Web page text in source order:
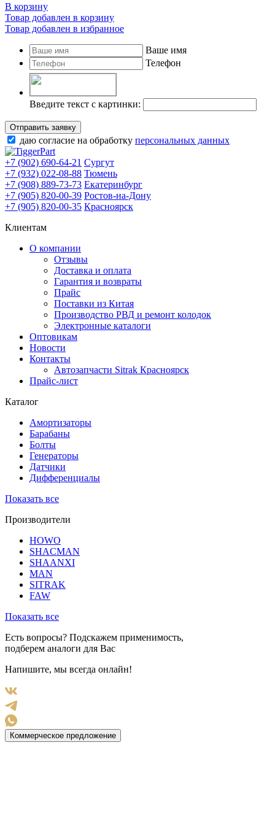
В корзину
Товар добавлен в корзину
Товар добавлен в избранное
Ваше имя
Телефон
Введите текст с картинки:
Отправить заявку
даю согласие на обработку персональных данных
+7 (902) 690-64-21 Сургут
+7 (932) 022-08-88 Тюмень
+7 (908) 889-73-73 Екатеринбург
+7 (905) 820-00-39 Ростов-на-Дону
+7 (905) 820-00-35 Красноярск
Клиентам
О компании
Отзывы
Доставка и оплата
Гарантия и возвраты
Прайс
Поставки из Китая
Производство РВД и ремонт колодок
Электронные каталоги
Оптовикам
Новости
Контакты
Автозапчасти Sitrak Красноярск
Прайс-лист
Каталог
Амортизаторы
Барабаны
Болты
Генераторы
Датчики
Дифференциалы
Показать все
Производители
HOWO
SHACMAN
SHAANXI
MAN
SITRAK
FAW
Показать все
Есть вопросы? Подскажем применимость,
подберем аналоги для Вас
Напишите, мы всегда онлайн!
Коммерческое предложение